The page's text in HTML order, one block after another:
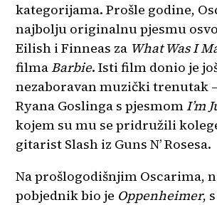
kategorijama. Prošle godine,
najbolju originalnu pjesmu
Eilish i Finneas za What Was I
filmaBarbie. Isti film donio je
nezaboravan muzički trenutak
Ryana Goslinga s pjesmomI’m
kojem su mu se pridružili
gitarist Slash iz Guns N’ Rosesa.
Na prošlogodišnjim Oscarima,
pobjednik bio je Oppenheimer,